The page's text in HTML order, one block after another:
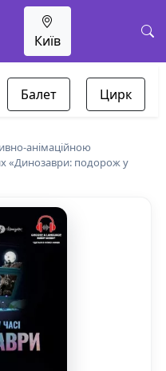
Київ
Балет Цирк
анімаційною
«Динозаври: подорож у